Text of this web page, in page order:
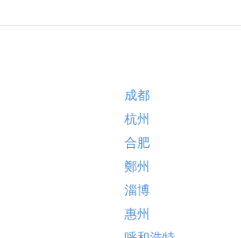
成都
杭州
合肥
鄭州
淄博
惠州